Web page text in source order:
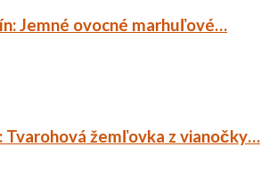
Jemné ovocné marhuľové…
Tvarohová žemľovka z vianočky…